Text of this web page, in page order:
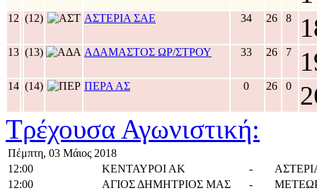
12 (12) ΑΣΤΕΡΙΑ ΣΑΕ 34 26 8
13 (13) ΑΔΑΜΑΣΤΟΣ ΩΡ/ΣΤΡΟΥ 33 26 7
14 (14) ΠΕΡΑ ΑΣ 0 26 0
Τρέχουσα Αγωνιστική:
Πέμπτη, 03 Μάιος 2018
12:00
ΚΕΝΤΑΥΡΟΙ ΑΚ -
12:00
ΑΓΙΟΣ ΔΗΜΗΤΡΙΟΣ ΜΑΣ -